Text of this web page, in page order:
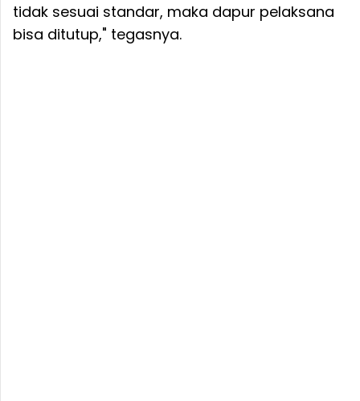
tidak sesuai standar, maka dapur pelaksana
bisa ditutup," tegasnya.